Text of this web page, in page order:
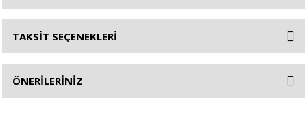
TAKSİT SEÇENEKLERİ
ÖNERİLERİNİZ